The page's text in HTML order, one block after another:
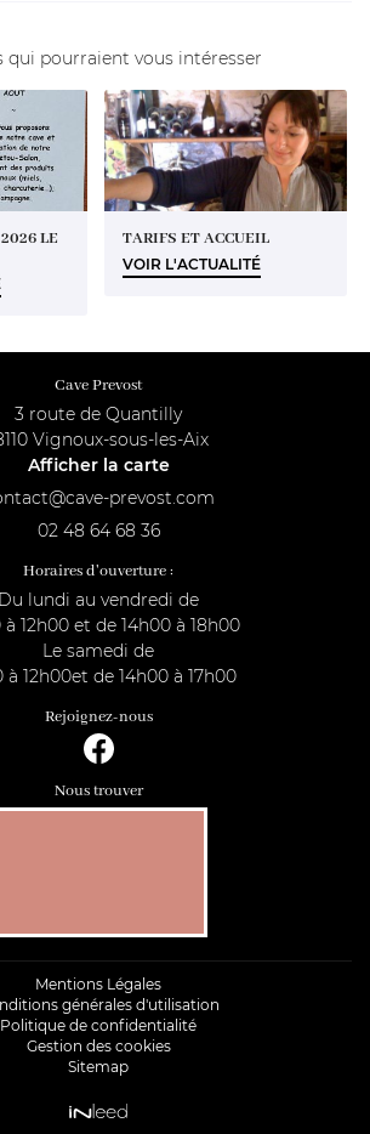
Rejoignez-nous
qui pourraient vous intéresser
LE
TARIFS ET ACCUEIL
VOIR L'ACTUALITÉ
Cave Prevost
3 route de Quantilly
Vignoux-sous-les-Aix
Afficher la carte
02 48 64 68 36
Horaires d'ouverture :
Du lundi au vendredi de
12h00 et de 14h00 à 18h00
Le samedi de
à 12h00et de 14h00 à 17h00
Rejoignez-nous
Nous trouver
Mentions Légales
générales d'utilisation
Politique de confidentialité
Gestion des cookies
Sitemap